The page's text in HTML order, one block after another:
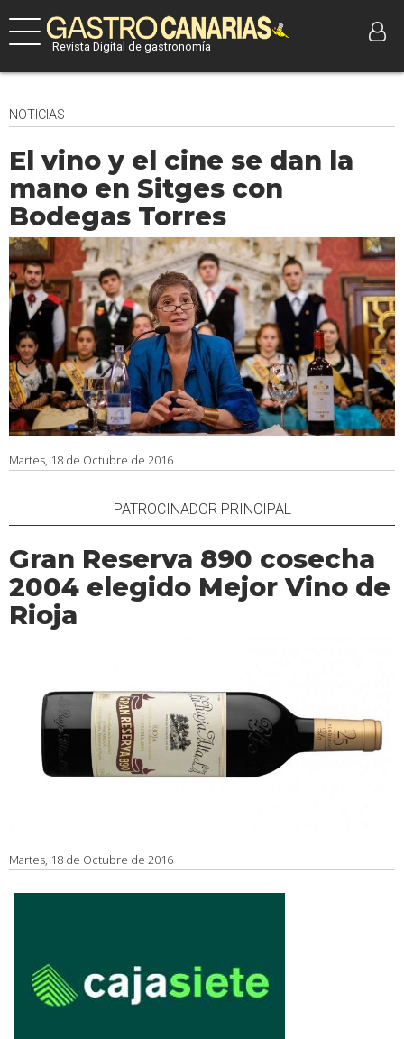
Revista Digital de gastronomía
NOTICIAS
El vino y el cine se dan la
mano en Sitges con
Bodegas Torres
Martes, 18 de Octubre de 2016
PATROCINADOR PRINCIPAL
Gran Reserva 890 cosecha
2004 elegido Mejor Vino de
Rioja
Martes, 18 de Octubre de 2016